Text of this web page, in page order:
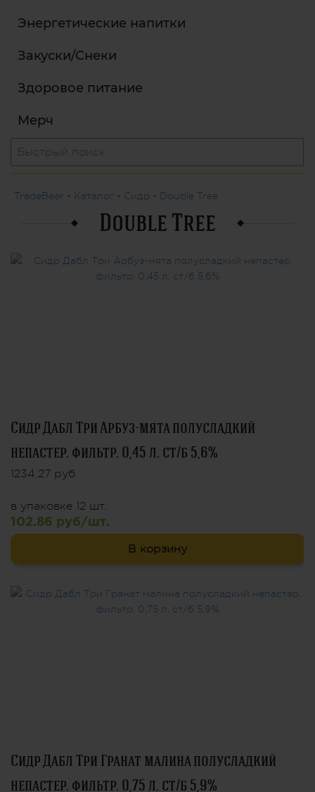
Энергетические напитки
Закуски/Снеки
Здоровое питание
Мерч
TradeBeer - Каталог - Сидр - Double Tree
Double Tree
Сидр Дабл Три Арбуз-мята полусладкий
непастер. фильтр. 0,45 л. ст/б 5,6%
1234.27 руб.
в упаковке 12 шт.
102.86 руб/шт.
В корзину
Сидр Дабл Три Гранат малина полусладкий
непастер. фильтр. 0,75 л. ст/б 5,9%